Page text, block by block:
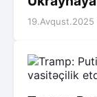
19.Avqust.2025